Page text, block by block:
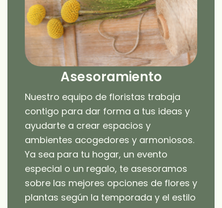
Asesoramiento
Nuestro equipo de floristas trabaja
contigo para dar forma a tus ideas y
ayudarte a crear espacios y
ambientes acogedores y armoniosos.
Ya sea para tu hogar, un evento
especial o un regalo, te asesoramos
sobre las mejores opciones de flores y
plantas según la temporada y el estilo